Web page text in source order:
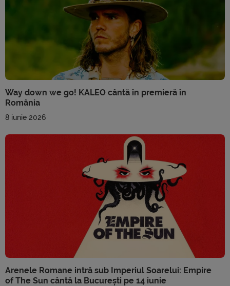
Way down we go! KALEO cântă în premieră în
România
8 iunie 2026
Arenele Romane intră sub Imperiul Soarelui: Empire
of The Sun cântă la București pe 14 iunie